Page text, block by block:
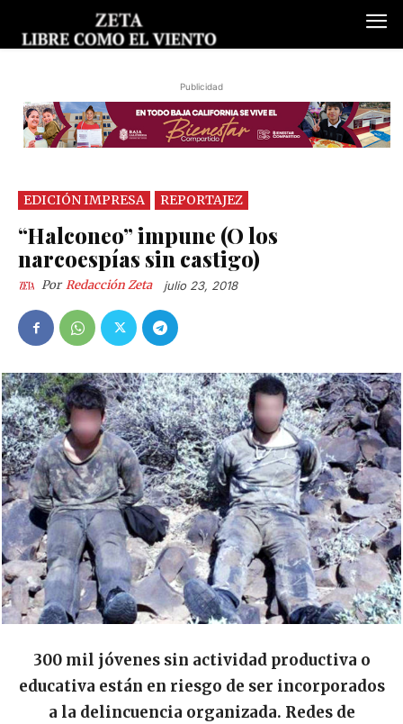
Publicidad
EDICIÓN IMPRESA REPORTAJEZ
“Halconeo” impune (O los
narcoespías sin castigo)
Por Redacción Zeta julio 23, 2018
300 mil jóvenes sin actividad productiva o
educativa están en riesgo de ser incorporados
a la delincuencia organizada. Redes de